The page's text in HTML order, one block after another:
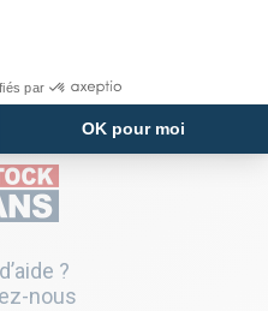
données clients
?
nous